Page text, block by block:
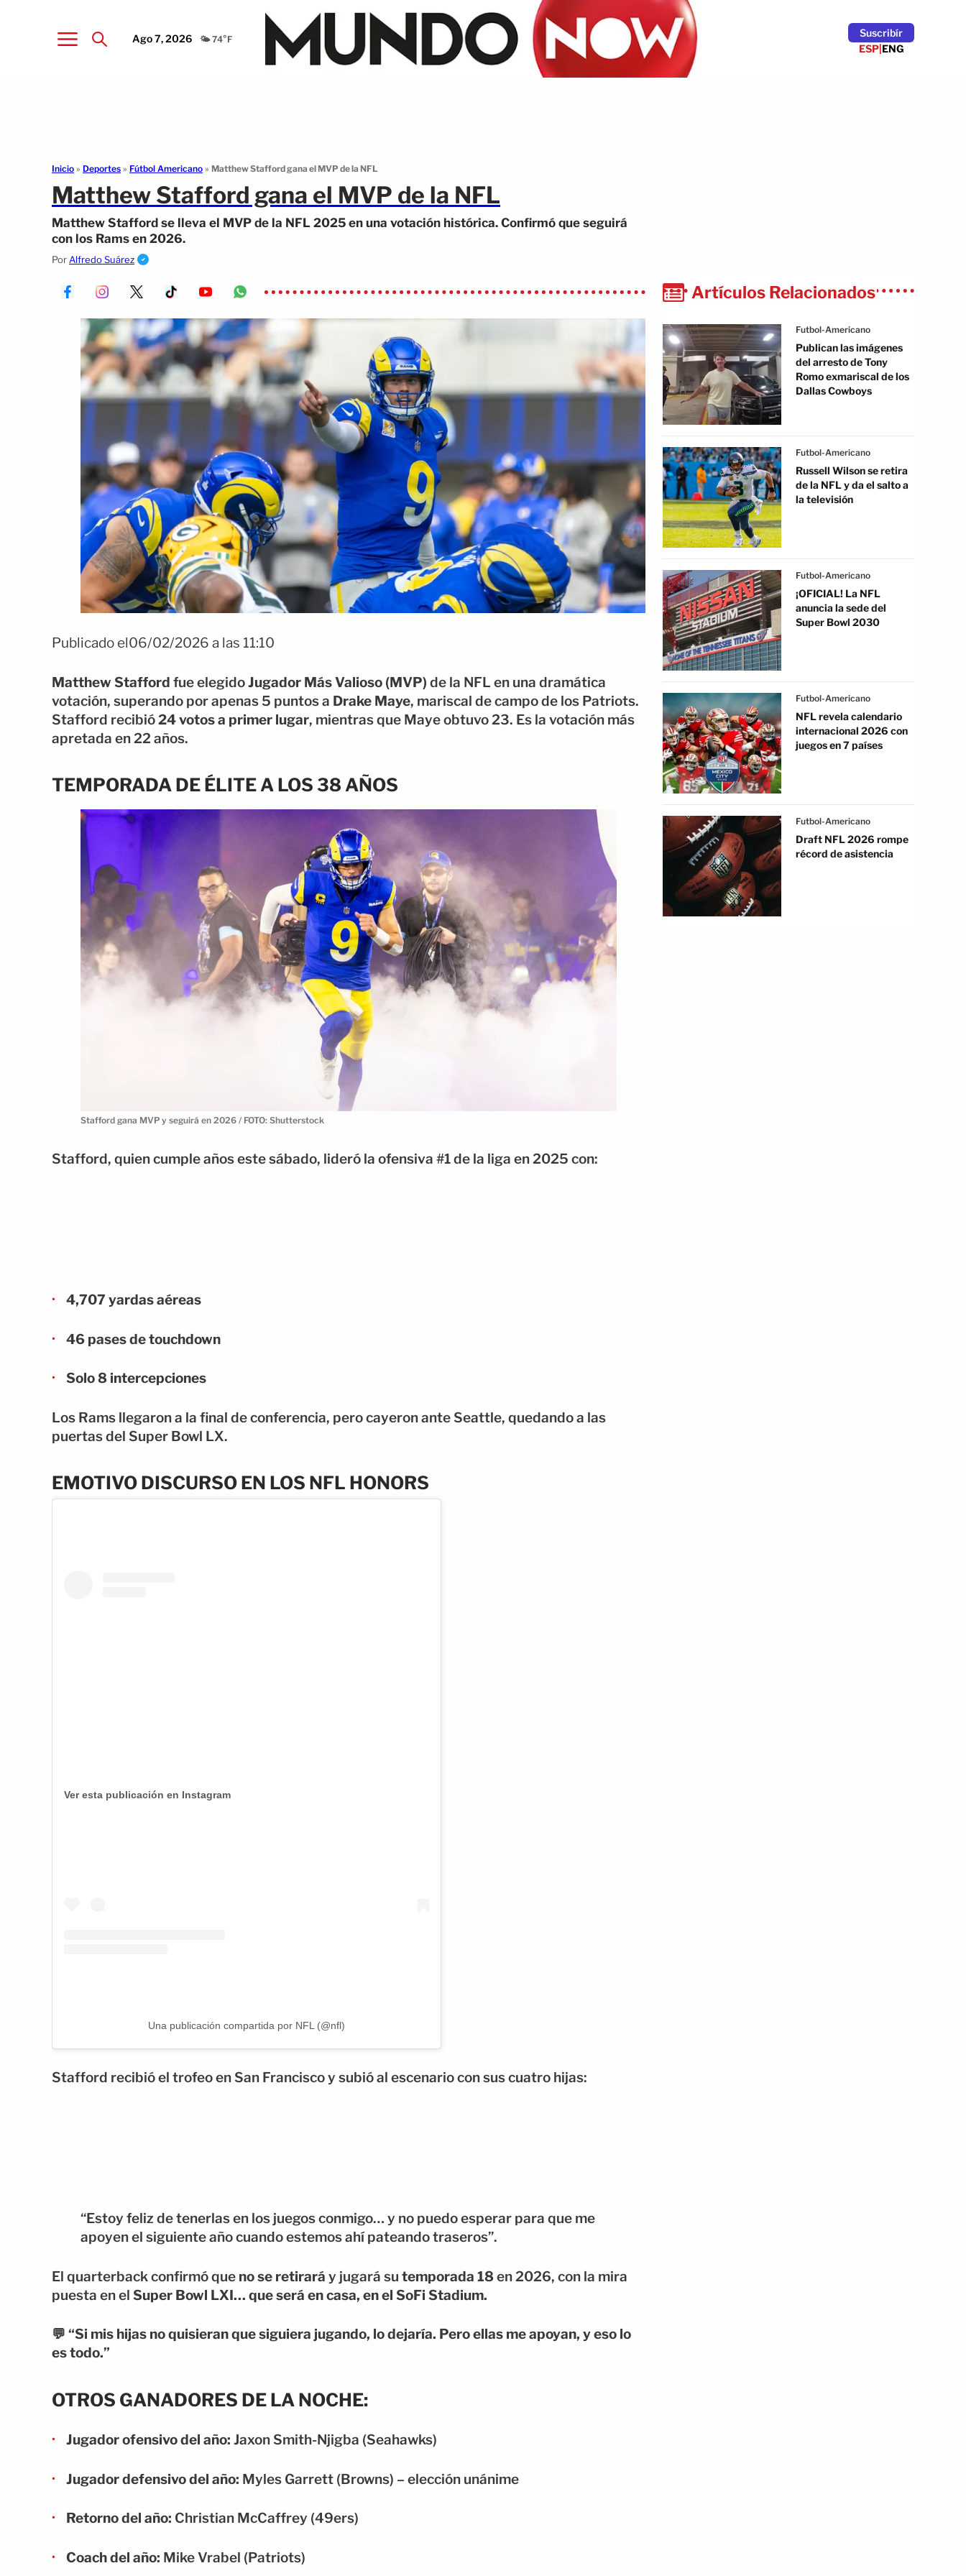
Ago 7, 2026 🌤️ 74°F
Suscribír
ESP|ENG
Inicio » Deportes » Fútbol Americano » Matthew Stafford gana el MVP de la NFL
Matthew Stafford gana el MVP de la NFL
Matthew Stafford se lleva el MVP de la NFL 2025 en una votación histórica. Confirmó que seguirá
con los Rams en 2026.
Por Alfredo Suárez
Publicado el06/02/2026 a las 11:10
Matthew Stafford fue elegidoJugador Más Valioso (MVP) de la NFL en una dramática
votación, superando por apenas 5 puntos a Drake Maye, mariscal de campo de los Patriots.
Stafford recibió24 votos a primer lugar, mientras que Maye obtuvo 23. Es la votación más
apretada en 22 años.
TEMPORADA DE ÉLITE A LOS 38 AÑOS
Stafford gana MVP y seguirá en 2026 / FOTO: Shutterstock
Stafford, quien cumple años este sábado, lideró la ofensiva #1 de la liga en 2025 con:
4,707 yardas aéreas
46 pases de touchdown
Solo 8 intercepciones
Los Rams llegaron a la final de conferencia, pero cayeron ante Seattle, quedando a las
puertas del Super Bowl LX.
EMOTIVO DISCURSO EN LOS NFL HONORS
Ver esta publicación en Instagram
Una publicación compartida por NFL (@nfl)
Stafford recibió el trofeo en San Francisco y subió al escenario con sus cuatro hijas:
“Estoy feliz de tenerlas en los juegos conmigo… y no puedo esperar para que me
apoyen el siguiente año cuando estemos ahí pateando traseros”.
El quarterback confirmó que no se retirará y jugará su temporada 18en 2026, con la mira
puesta en el Super Bowl LXI… que será en casa, en el SoFi Stadium.
💬 “Si mis hijas no quisieran que siguiera jugando, lo dejaría. Pero ellas me apoyan, y eso lo
es todo.”
OTROS GANADORES DE LA NOCHE:
Jugador ofensivo del año: Jaxon Smith-Njigba (Seahawks)
Jugador defensivo del año: Myles Garrett (Browns) – elección unánime
Retorno del año: Christian McCaffrey (49ers)
Coach del año: Mike Vrabel (Patriots)
Artículos Relacionados
Futbol-Americano
Publican las imágenes
del arresto de Tony
Romo exmariscal de los
Dallas Cowboys
Futbol-Americano
Russell Wilson se retira
de la NFL y da el salto a
la televisión
Futbol-Americano
¡OFICIAL! La NFL
anuncia la sede del
Super Bowl 2030
Futbol-Americano
NFL revela calendario
internacional 2026 con
juegos en 7 países
Futbol-Americano
Draft NFL 2026 rompe
récord de asistencia